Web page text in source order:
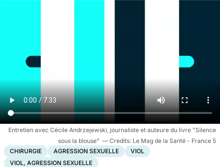
Entretien avec Cécile Andrzejewski, journaliste et auteure du livre "Silence
sous la blouse"
Le Mag de la Santé - France 5
CHIRURGIE
AGRESSION SEXUELLE
VIOL
VIOL, AGRESSION SEXUELLE